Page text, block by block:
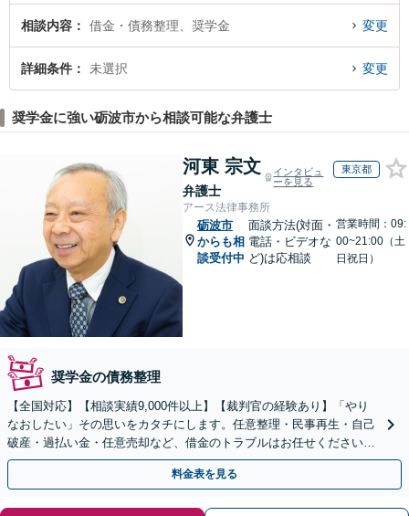
ル解決の実績豊富な近くの弁護士を検索したい』『初回相談無料で奨学金の債
務整理を法律相談できる砺波市内の弁護士に相談予約したい』などでお困りの
相談者さんにおすすめです。
相談内容 借金・債務整理、奨学金 変更
詳細条件 未選択 変更
奨学金に強い砺波市から相談可能な弁護士
河東 宗文
弁護士
インタビュ
ーを見る
東京都
アース法律事務所
砺波市
からも相
談受付中
面談方法(対面・
電話・ビデオな
ど)は応相談
営業時間：09:
00~21:00（土
日祝日）
奨学金の債務整理
【全国対応】【相談実績9,000件以上】【裁判官の経験あり】「やり
なおしたい」その思いをカタチにします。任意整理・民事再生・自己
破産・過払い金・任意売却など、借金のトラブルはお任せください。
【初回相談無料】【全国対応可能】
料金表を見る